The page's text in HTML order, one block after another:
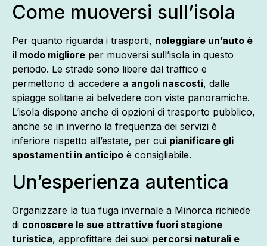
Come muoversi sull’isola
Per quanto riguarda i trasporti, noleggiare un’auto è
il modo migliore per muoversi sull’isola in questo
periodo. Le strade sono libere dal traffico e
permettono di accedere a angoli nascosti, dalle
spiagge solitarie ai belvedere con viste panoramiche.
L’isola dispone anche di opzioni di trasporto pubblico,
anche se in inverno la frequenza dei servizi è
inferiore rispetto all’estate, per cui pianificare gli
spostamenti in anticipo è consigliabile.
Un’esperienza autentica
Organizzare la tua fuga invernale a Minorca richiede
di conoscere le sue attrattive fuori stagione
turistica, approfittare dei suoi percorsi naturali e